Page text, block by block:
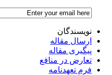
نویسندگان
ارسال مقاله
پیگیری مقاله
تعارض در منافع
فرم تعهدنامه